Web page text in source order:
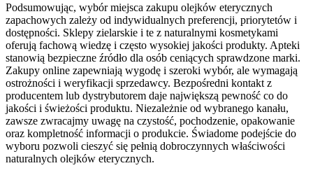
Podsumowując, wybór miejsca zakupu olejków eterycznych
zapachowych zależy od indywidualnych preferencji, priorytetów i
dostępności. Sklepy zielarskie i te z naturalnymi kosmetykami
oferują fachową wiedzę i często wysokiej jakości produkty. Apteki
stanowią bezpieczne źródło dla osób ceniących sprawdzone marki.
Zakupy online zapewniają wygodę i szeroki wybór, ale wymagają
ostrożności i weryfikacji sprzedawcy. Bezpośredni kontakt z
producentem lub dystrybutorem daje największą pewność co do
jakości i świeżości produktu. Niezależnie od wybranego kanału,
zawsze zwracajmy uwagę na czystość, pochodzenie, opakowanie
oraz kompletność informacji o produkcie. Świadome podejście do
wyboru pozwoli cieszyć się pełnią dobroczynnych właściwości
naturalnych olejków eterycznych.